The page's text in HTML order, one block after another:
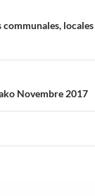
Novembre 2017